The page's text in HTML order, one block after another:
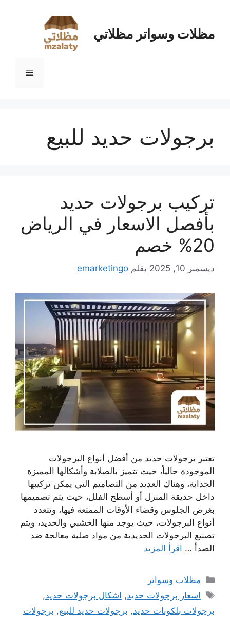
المحتوىمظلات وسواتر مظلاتي
القائمة
برجولات حديد للبيع
تركيب برجولات حديد
بأفصل الاسعار في الرياض
20% خصم
ديسمبر 10, 2025 بقلم emarketingo
تعتبر برجولات حديد من أفضل أنواع البرجولات
الموجودة حالياً، حيث تتميز بالصلابة وأشكالها المميزة
الجذابة، وهناك العديد من التصاميم التي يمكن تركيبها
داخل حديقة المنزل أو أسطح الفلل، حيث يتم تصميمها
بغرض الجلوس وقضاء الأوقات الممتعة فيها، وتتعدد
أنواع البرجولات، حيث يوجد منها الخشبي والحديد، ويتم
تصنيع البرجولات الحديدية من مواد صلبة معالجة ضد
الصدأ … اقرأ المزيد
التصنيفات
مظلات وسواتر
الوسوم
اسعار برجولات حديد, اشكال برجولات حديد,
برجولات بلكونات حديد, برجولات حديد للبيع, برجولات